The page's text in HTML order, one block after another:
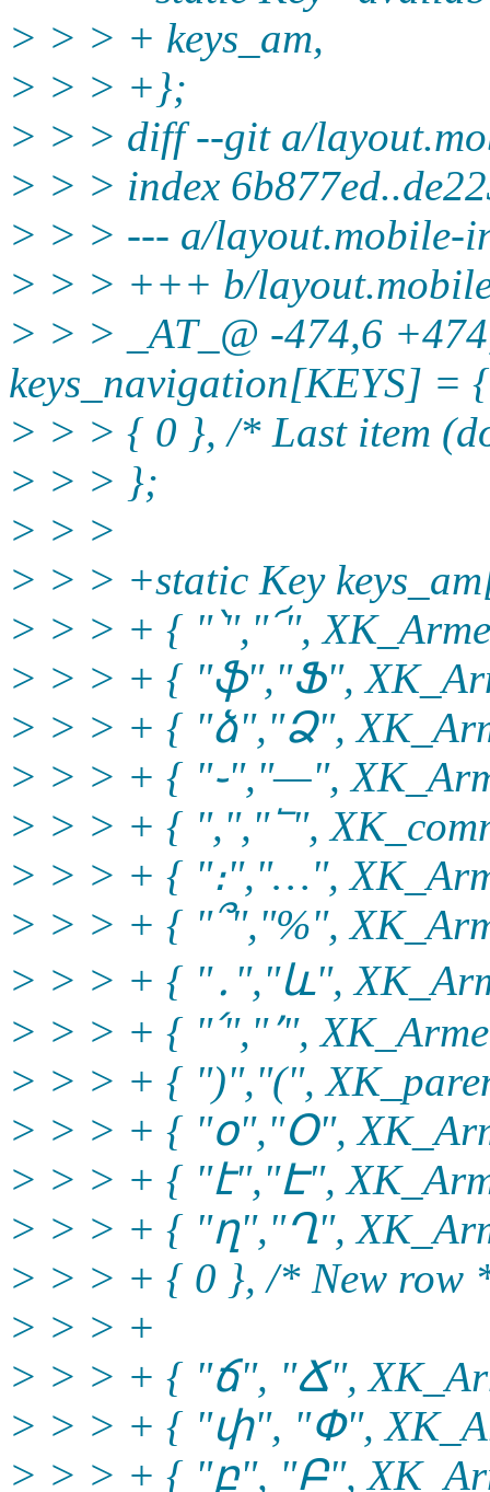
> > > + keys_am,
> > > +};
> > > diff --git a/
> > > index
> > > --- a/layout.mobile-
> > > +++ b/
> > > _AT_@ -474,6
keys_navigation[KEYS] = {
> > > { 0 }, /* Last item
> > > };
> > >
> > > +static Key
> > > + { "՝","՜",
> > > + { "ֆ","Ֆ",
> > > + { "ձ","Ձ",
> > > + { "֊","—",
> > > + { ",","՟",
> > > + { "։","…",
> > > + { "՞","%",
> > > + { "․","և",
> > > + { "՛","՚",
> > > + { ")","(",
> > > + { "օ","Օ",
> > > + { "է","Է",
> > > + { "ղ","Ղ",
> > > + { 0 }, /* New row
> > > +
> > > + { "ճ", "Ճ",
> > > + { "փ", "Փ",
> > > + { "բ", "Բ",